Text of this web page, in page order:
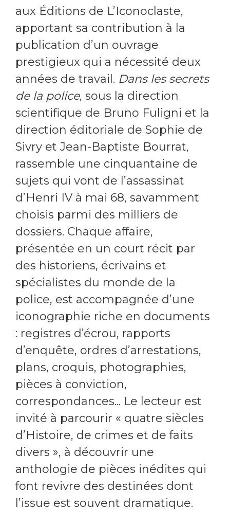
aux Éditions de L’Iconoclaste,
apportant sa contribution à la
publication d’un ouvrage
prestigieux qui a nécessité deux
années de travail. Dans les secrets
de la police, sous la direction
scientifique de Bruno Fuligni et la
direction éditoriale de Sophie de
Sivry et Jean-Baptiste Bourrat,
rassemble une cinquantaine de
sujets qui vont de l’assassinat
d’Henri IV à mai 68, savamment
choisis parmi des milliers de
dossiers. Chaque affaire,
présentée en un court récit par
des historiens, écrivains et
spécialistes du monde de la
police, est accompagnée d’une
iconographie riche en documents
: registres d’écrou, rapports
d’enquête, ordres d’arrestations,
plans, croquis, photographies,
pièces à conviction,
correspondances... Le lecteur est
invité à parcourir « quatre siècles
d’Histoire, de crimes et de faits
divers », à découvrir une
anthologie de pièces inédites qui
font revivre des destinées dont
l’issue est souvent dramatique.